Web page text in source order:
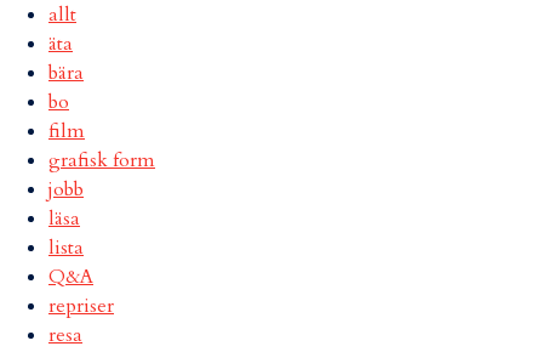
allt
äta
bära
bo
film
grafisk form
jobb
läsa
lista
Q&A
repriser
resa